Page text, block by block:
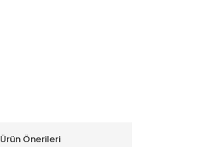
Ürün Önerileri